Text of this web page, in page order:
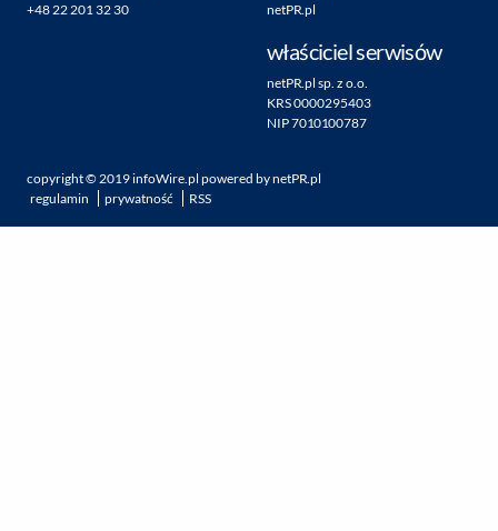
+48 22 201 32 30
netPR.pl
właściciel serwisów
netPR.pl sp. z o.o.
KRS 0000295403
NIP 7010100787
copyright ©2019infoWire.pl powered bynetPR.pl
regulamin
prywatność RSS